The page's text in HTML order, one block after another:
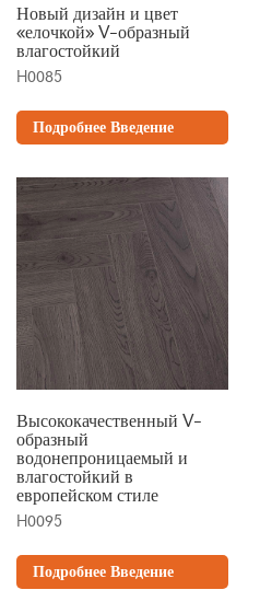
Новый дизайн и цвет
«елочкой» V-образный
влагостойкий
H0085
Подробнее Введение
Высококачественный V-
образный
водонепроницаемый и
влагостойкий в
европейском стиле
H0095
Подробнее Введение